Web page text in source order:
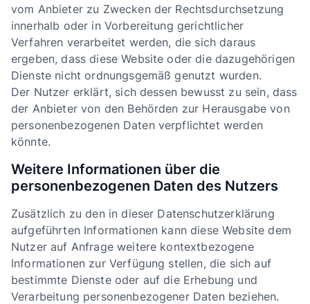
vom Anbieter zu Zwecken der Rechtsdurchsetzung
innerhalb oder in Vorbereitung gerichtlicher
Verfahren verarbeitet werden, die sich daraus
ergeben, dass diese Website oder die dazugehörigen
Dienste nicht ordnungsgemäß genutzt wurden.
Der Nutzer erklärt, sich dessen bewusst zu sein, dass
der Anbieter von den Behörden zur Herausgabe von
personenbezogenen Daten verpflichtet werden
könnte.
Weitere Informationen über die
personenbezogenen Daten des Nutzers
Zusätzlich zu den in dieser Datenschutzerklärung
aufgeführten Informationen kann diese Website dem
Nutzer auf Anfrage weitere kontextbezogene
Informationen zur Verfügung stellen, die sich auf
bestimmte Dienste oder auf die Erhebung und
Verarbeitung personenbezogener Daten beziehen.